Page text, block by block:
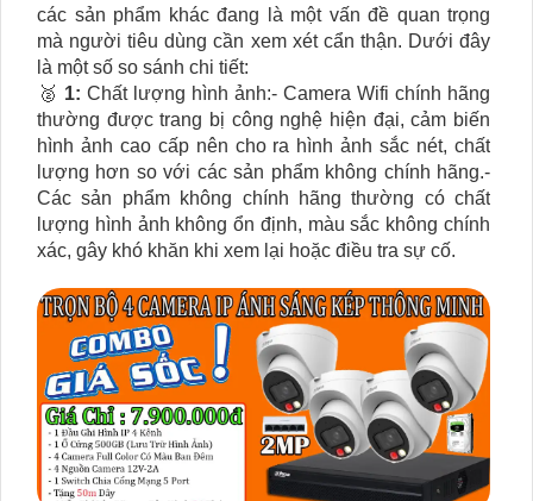
các sản phẩm khác đang là một vấn đề quan trọng
mà người tiêu dùng cần xem xét cẩn thận. Dưới đây
là một số so sánh chi tiết:
️🥈 1: Chất lượng hình ảnh:- Camera Wifi chính hãng
thường được trang bị công nghệ hiện đại, cảm biến
hình ảnh cao cấp nên cho ra hình ảnh sắc nét, chất
lượng hơn so với các sản phẩm không chính hãng.-
Các sản phẩm không chính hãng thường có chất
lượng hình ảnh không ổn định, màu sắc không chính
xác, gây khó khăn khi xem lại hoặc điều tra sự cố.